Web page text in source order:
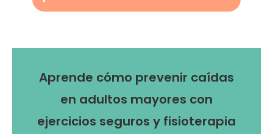
Aprende cómo prevenir caídas
en adultos mayores con
ejercicios seguros y fisioterapia